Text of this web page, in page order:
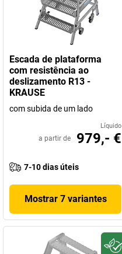
Escada de plataforma
com resistência ao
deslizamento R13 -
KRAUSE
com subida de um lado
Líquido
a partir de 979,- €
7-10 dias úteis
Mostrar 7 variantes